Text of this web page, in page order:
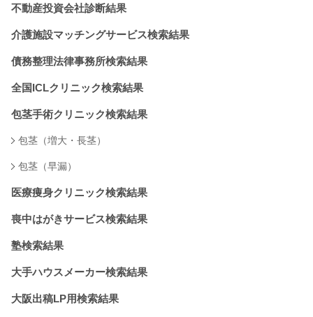
不動産投資会社診断結果
介護施設マッチングサービス検索結果
債務整理法律事務所検索結果
全国ICLクリニック検索結果
包茎手術クリニック検索結果
包茎（増大・長茎）
包茎（早漏）
医療痩身クリニック検索結果
喪中はがきサービス検索結果
塾検索結果
大手ハウスメーカー検索結果
大阪出稿LP用検索結果